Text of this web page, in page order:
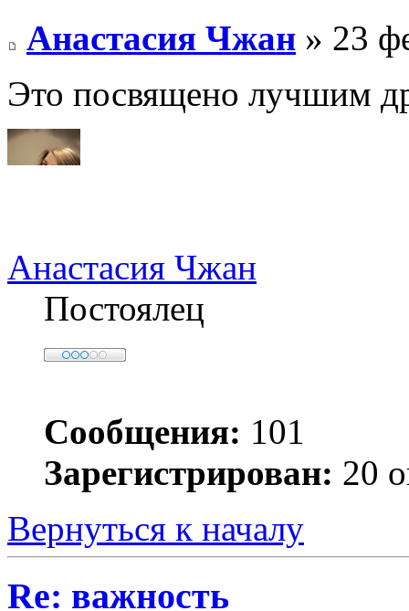
Анастасия Чжан » 23
Это посвящено лучшим
Анастасия Чжан
Постоялец
Сообщения: 101
Зарегистрирован: 20
Вернуться к началу
Re: важность